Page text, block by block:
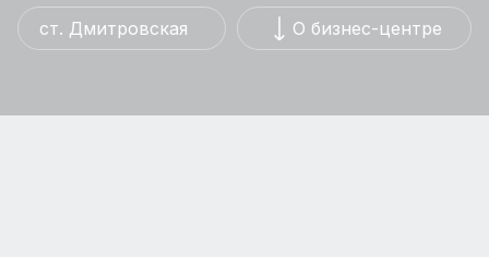
ст. Дмитровская О бизнес-центре